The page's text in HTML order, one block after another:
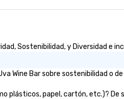
Sostenibilidad, y Diversidad e
Wine Bar sobre sostenibilidad o
papel, cartón, etc.)?